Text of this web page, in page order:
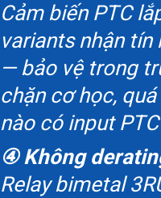
Cảm biến PTC
variants nhận tín
— bảo vệ trong
chặn cơ học,
nào có input PTC
④ Không
Relay bimetal